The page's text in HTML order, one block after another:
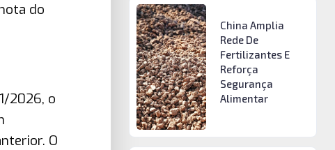
do
2026, o
O
China Amplia
Rede De
Fertilizantes E
Reforça
Segurança
Alimentar